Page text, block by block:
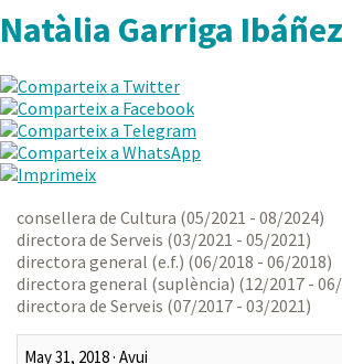
Natàlia Garriga Ibáñez
consellera de Cultura (05/2021 - 08/2024)
directora de Serveis (03/2021 - 05/2021)
directora general (e.f.) (06/2018 - 06/2018)
directora general (suplència) (12/2017 -
directora de Serveis (07/2017 - 03/2021)